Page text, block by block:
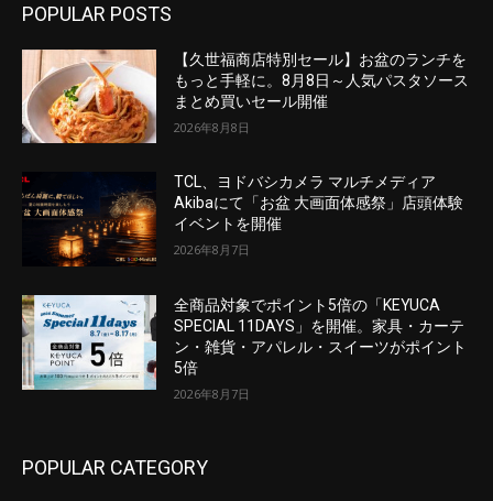
POPULAR POSTS
【久世福商店特別セール】お盆のランチを
もっと手軽に。8月8日～人気パスタソース
まとめ買いセール開催
2026年8月8日
TCL、ヨドバシカメラ マルチメディア
Akibaにて「お盆 大画面体感祭」店頭体験
イベントを開催
2026年8月7日
全商品対象でポイント5倍の「KEYUCA
SPECIAL 11DAYS」を開催。家具・カーテ
ン・雑貨・アパレル・スイーツがポイント
5倍
2026年8月7日
POPULAR CATEGORY